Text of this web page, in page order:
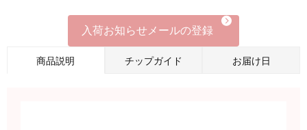
入荷お知らせメールの登録
商品説明 チップガイド お届け日